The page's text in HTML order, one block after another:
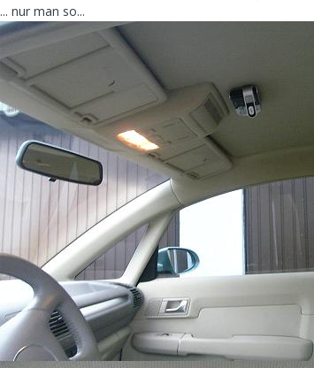
... nur man so...